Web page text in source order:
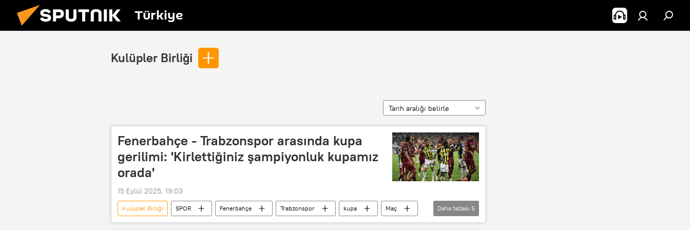
Türkiye
Kulüpler Birliği
Tarih aralığı belirle
Fenerbahçe - Trabzonspor arasında kupa
gerilimi: 'Kirlettiğiniz şampiyonluk kupamız
orada'
15 Eylül 2025, 19:03
Kulüpler Birliği SPOR Fenerbahçe Trabzonspor kupa
Maç
tarihi maç
Maç yayını Ali Koç
Ertuğrul Doğan
Daha fazlası 5